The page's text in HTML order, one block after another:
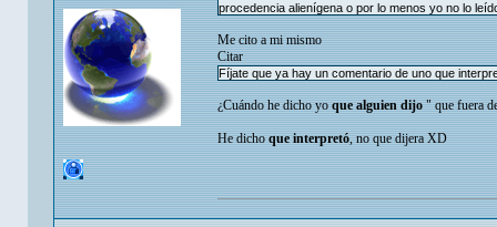
procedencia alienígena o por lo menos yo no lo
Me cito a mi mismo
Citar
Fíjate que ya hay un comentario de uno que
¿Cuándo he dicho yoque alguien dijo" que fuera
He dichoque interpretó, no que dijera XD